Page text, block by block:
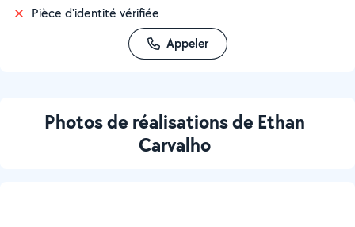
Pièce d'identité vérifiée
Appeler
Photos de réalisations de Ethan
Carvalho